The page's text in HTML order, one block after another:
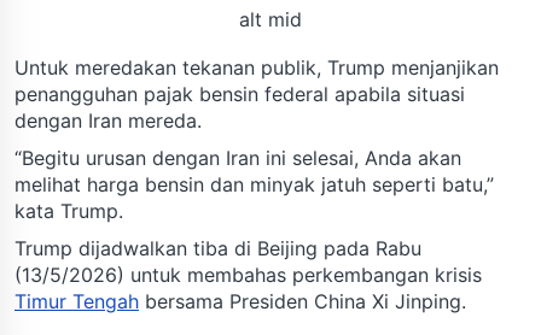
alt mid
Untuk meredakan tekanan publik, Trump menjanjikan
penangguhan pajak bensin federal apabila situasi
dengan Iran mereda.
“Begitu urusan dengan Iran ini selesai, Anda akan
melihat harga bensin dan minyak jatuh seperti batu,”
kata Trump.
Trump dijadwalkan tiba di Beijing pada Rabu
(13/5/2026) untuk membahas perkembangan krisis
Timur Tengah bersama Presiden China Xi Jinping.